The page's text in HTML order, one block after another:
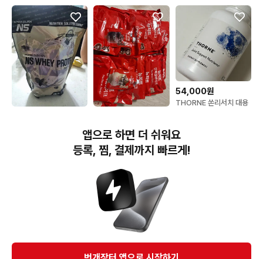
뉴치트 단백질 쉐이크 (한
봉지가격)
54,000원
THORNE 쏜리서치 대용
240캡슐
번개장터(주) 사업자정보, 이용약관 및 기타 법적고지
번개장터㈜는 통신판매중개자이며, 통신판매의 당사자가 아닙니다. 전자상거래 등에서의
소비자보호에 관한 법률 등 관련 법령 및 번개장터㈜의 약관에 따라 상품, 상품정보, 거래에 관한 책임은
개별 판매자에게 귀속하고, 번개장터㈜는 원칙적으로 회원간 거래에 대하여 책임을 지지 않습니다.
다만, 번개장터㈜가 직접 판매하는 상품에 대한 책임은 번개장터㈜에게 귀속합니다.
Ⓒ Bungaejangter Inc. all rights reserved.
앱으로 하면 더 쉬워요
등록, 찜, 결제까지 빠르게!